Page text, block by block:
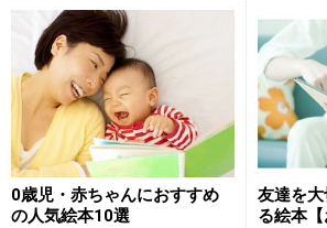
0歳児・赤ちゃんにおすすめ
の人気絵本10選
友達を
る絵本【